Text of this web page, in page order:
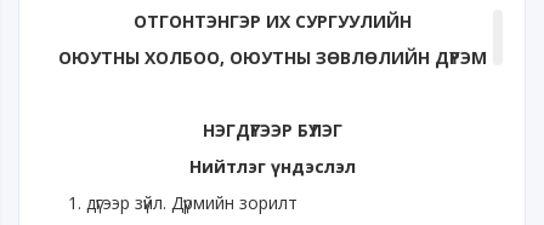
ОТГОНТЭНГЭР ИХ СУРГУУЛИЙН
ОЮУТНЫ ХОЛБОО, ОЮУТНЫ ЗӨВЛӨЛИЙН ДҮРЭМ
НЭГДҮГЭЭР БҮЛЭГ
Нийтлэг үндэслэл
дүгээр зүйл. Дүрмийн зорилт